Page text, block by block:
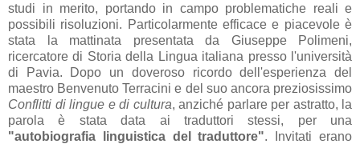
studi in merito, portando in campo problematiche reali e
possibili risoluzioni. Particolarmente efficace e piacevole è
stata la mattinata presentata da Giuseppe Polimeni,
ricercatore di Storia della Lingua italiana presso l'università
di Pavia. Dopo un doveroso ricordo dell'esperienza del
maestro Benvenuto Terracini e del suo ancora preziosissimo
Conflitti di lingue e di cultura, anziché parlare per astratto, la
parola è stata data ai traduttori stessi, per una
"autobiografia linguistica del traduttore". Invitati erano